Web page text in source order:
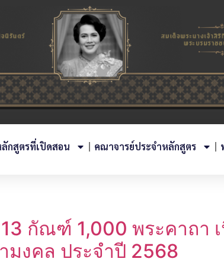
กสูตรที่เปิดสอน คณาจารย์ประจำหลักสูตร
กัณฑ์ 1,000 พระคาถา
มงคล ประจำปี 2568